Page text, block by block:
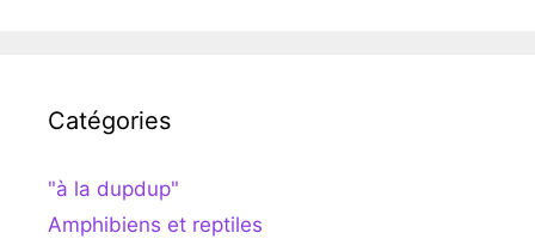
Catégories
"à la dupdup"
Amphibiens et reptiles